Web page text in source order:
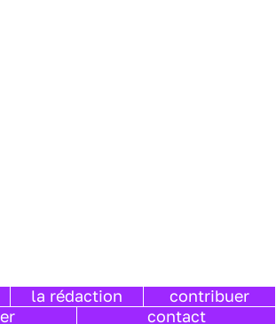
la rédaction
contribuer
contact